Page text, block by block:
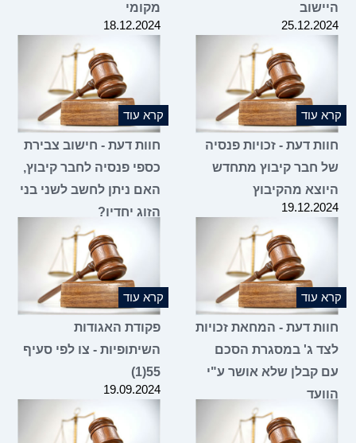
היישוב
25.12.2024
מקומי
18.12.2024
קרא עוד
חוות דעת - זכויות פנסיה
של חבר קיבוץ מתחדש
היוצא מהקיבוץ
19.12.2024
קרא עוד
חוות דעת - חישוב צבירת
כספי פנסיה לחבר קיבוץ,
האם ניתן לחשב לשני בני
הזוג יחדיו?
קרא עוד
חוות דעת - המחאת זכויות
לצד ג' במסגרת הסכם
עם קבלן שלא אושר ע"י
הוועד
קרא עוד
פקודת האגודות
השיתופיות - צו לפי סעיף
55(1)
19.09.2024